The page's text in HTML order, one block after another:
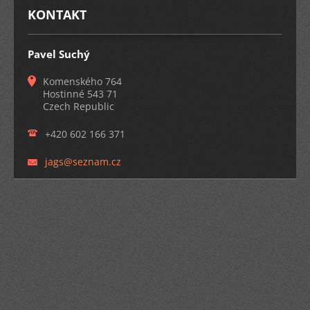
KONTAKT
Pavel Suchý
Komenského 764
Hostinné 543 71
Czech Republic
+420 602 166 371
jags@seznam.cz